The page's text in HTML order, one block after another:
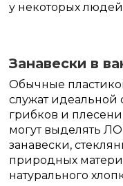
у некоторых
Занавески в
Обычные
служат
грибков и
могут выделять
занавески,
природных
натурального